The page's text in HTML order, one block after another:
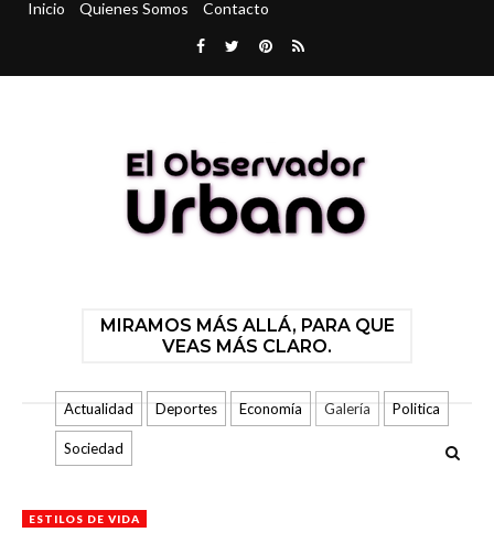
Inicio Quienes Somos Contacto
MIRAMOS MÁS ALLÁ, PARA QUE
VEAS MÁS CLARO.
Actualidad Deportes Economía Galería Politica
Sociedad
ESTILOS DE VIDA